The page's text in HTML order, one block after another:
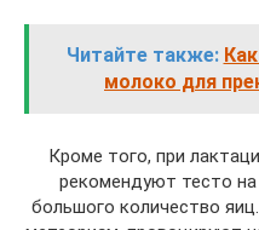
Читайте также:
молоко для
Кроме того, при
рекомендуют тесто
большого количество